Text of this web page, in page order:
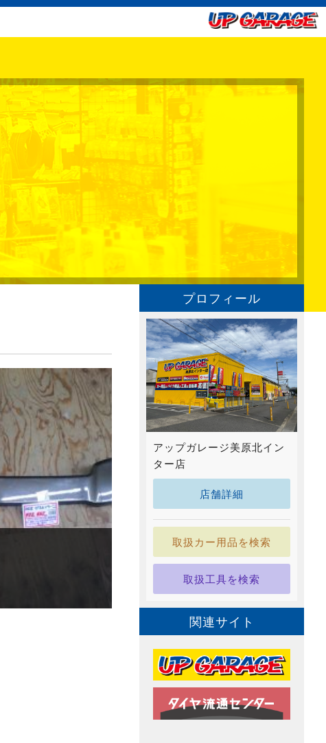
プロフィール
アップガレージ美原北イン
ター店
店舗詳細
取扱カー用品を検索
取扱工具を検索
関連サイト